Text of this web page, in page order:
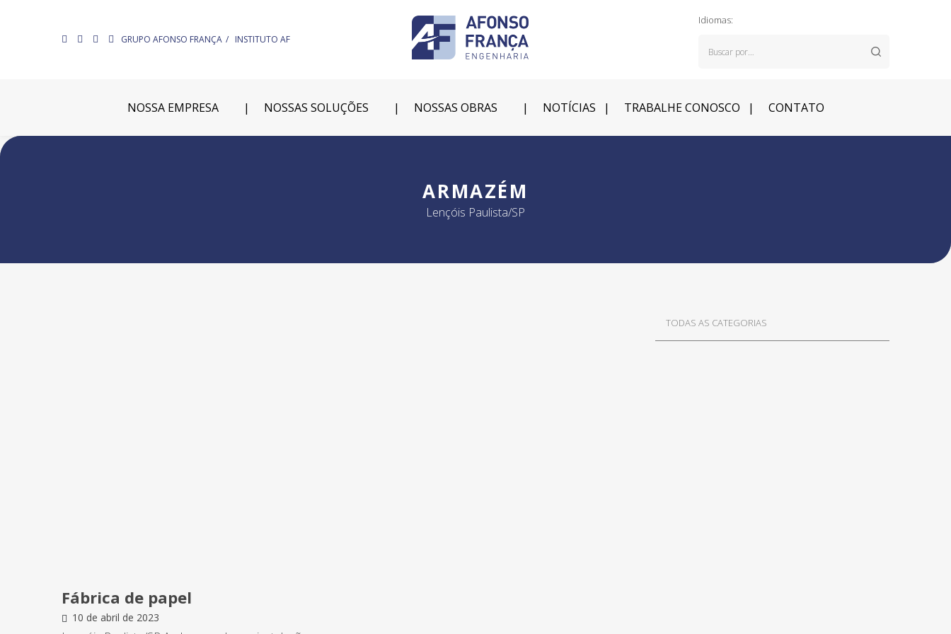
GRUPO AFONSO FRANÇA INSTITUTO AF
Idiomas:
NOSSA EMPRESA NOSSAS SOLUÇÕES NOSSAS OBRAS NOTÍCIAS TRABALHE CONOSCO CONTATO
ARMAZÉM
Lençóis Paulista/SP
Fábrica de papel
10 de abril de 2023